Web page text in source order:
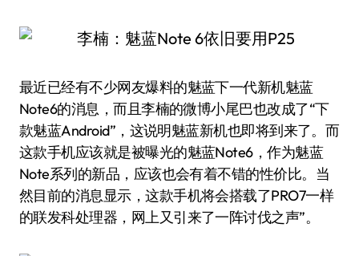
最近已经有不少网友爆料的魅蓝下一代新机魅蓝
Note6的消息，而且李楠的微博小尾巴也改成了“下
款魅蓝Android”，这说明魅蓝新机也即将到来了。而
这款手机应该就是被曝光的魅蓝Note6，作为魅蓝
Note系列的新品，应该也会有着不错的性价比。当
然目前的消息显示，这款手机将会搭载了PRO7一样
的联发科处理器，网上又引来了一阵讨伐之声”。